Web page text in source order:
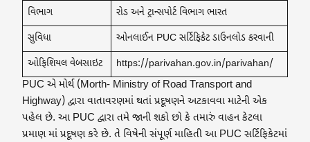
વિભાગ
રોડ અને ટ્રાન્સપોર્ટ વિભાગ ભારત
સુવિધા
ઓનલાઈન PUC સર્ટિફિકેટ ડાઉનલોડ કરવાની
ઓફિશિયલ વેબસાઇટ
https://parivahan.gov.in/parivahan/
PUC એ મોર્થ (Morth- Ministry of Road Transport and
Highway) દ્વારા વાતાવરણમાં થતાં પ્રદૂષણને અટકાવવા માટેની એક
પહેલ છે. આ PUC દ્વારા તમે જાની શકો છો કે તમારું વાહન કેટલા
પ્રમાણ માં પ્રદૂષણ કરે છે. તે વિષેની સંપૂર્ણ માહિતી આ PUC સર્ટિફિકેટમાં